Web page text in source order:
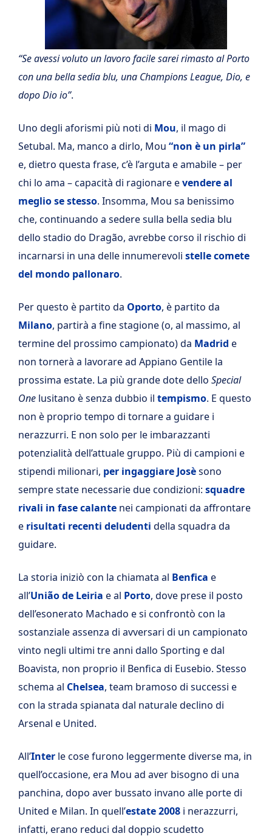
“Se avessi voluto un lavoro facile sarei rimasto al Porto
con una bella sedia blu, una Champions League, Dio, e
dopo Dio io”.
Uno degli aforismi più noti di Mou, il mago di
Setubal. Ma, manco a dirlo, Mou “non è un pirla”
e, dietro questa frase, c’è l’arguta e amabile – per
chi lo ama – capacità di ragionare evendere al
meglio se stesso. Insomma, Mou sa benissimo
che, continuando a sedere sulla bella sedia blu
dello stadio do Dragão, avrebbe corso il rischio di
incarnarsi in una delle innumerevoli stelle comete
del mondo pallonaro.
Per questo è partito da Oporto, è partito da
Milano, partirà a fine stagione (o, al massimo, al
termine del prossimo campionato) da Madrid e
non tornerà a lavorare ad Appiano Gentile la
prossima estate. La più grande dote dello Special
One lusitano è senza dubbio il tempismo. E questo
non è proprio tempo di tornare a guidare i
nerazzurri. E non solo per le imbarazzanti
potenzialità dell’attuale gruppo. Più di campioni e
stipendi milionari, per ingaggiare Josèsono
sempre state necessarie due condizioni: squadre
rivali in fase calante nei campionati da affrontare
e risultati recenti deludenti della squadra da
guidare.
La storia iniziò con la chiamata al Benfica e
all’União de Leiria e al Porto, dove prese il posto
dell’esonerato Machado e si confrontò con la
sostanziale assenza di avversari di un campionato
vinto negli ultimi tre anni dallo Sporting e dal
Boavista, non proprio il Benfica di Eusebio. Stesso
schema al Chelsea, team bramoso di successi e
con la strada spianata dal naturale declino di
Arsenal e United.
All’Inter le cose furono leggermente diverse ma, in
quell’occasione, era Mou ad aver bisogno di una
panchina, dopo aver bussato invano alle porte di
United e Milan. In quell’estate 2008 i nerazzurri,
infatti, erano reduci dal doppio scudetto